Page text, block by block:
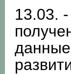
13.03.
данные